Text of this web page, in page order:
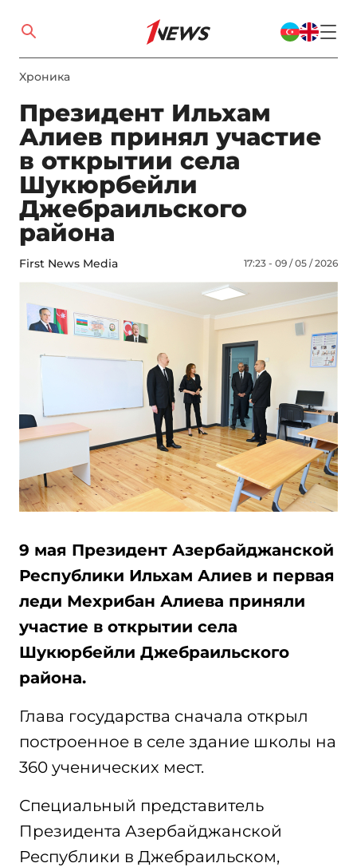
Xроника
Президент Ильхам
Алиев принял участие
в открытии села
Шукюрбейли
Джебраильского
района
First News Media 17:23 - 09 / 05 / 2026
9 мая Президент Азербайджанской
Республики Ильхам Алиев и первая
леди Мехрибан Алиева приняли
участие в открытии села
Шукюрбейли Джебраильского
района.
Глава государства сначала открыл
построенное в селе здание школы на
360 ученических мест.
Специальный представитель
Президента Азербайджанской
Республики в Джебраильском,